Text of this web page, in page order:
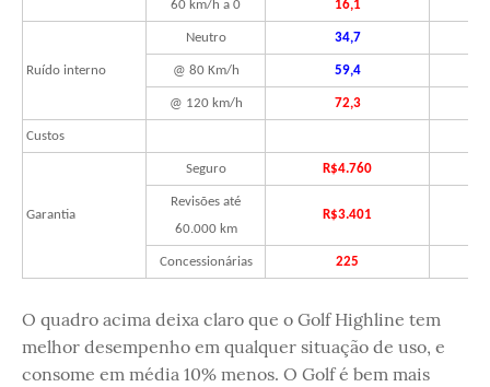
60 km/h a 0 16,1
Ruído interno
Neutro 34,7
@ 80 Km/h 59,4
@ 120 km/h 72,3
Custos
Garantia
Seguro R$4.760
Revisões até
60.000 km
R$3.401
Concessionárias 225
O quadro acima deixa claro que o Golf Highline tem
melhor desempenho em qualquer situação de uso, e
consome em média 10% menos. O Golf é bem mais